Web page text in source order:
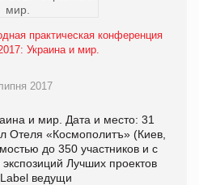
практическая конференция
Украина и мир.
2017
и мир. Дата и место: 31
Отеля «Космополитъ» (Киев,
до 350 участников и с
Лучших проектов
ведущи